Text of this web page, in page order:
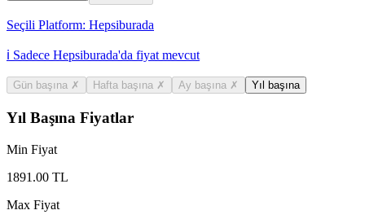
Seçili Platform: Hepsiburada
ℹ️ Sadece Hepsiburada'da fiyat mevcut
Gün başına ✗ Hafta başına ✗ Ay başına ✗ Yıl başına
Yıl Başına Fiyatlar
Min Fiyat
1891.00 TL
Max Fiyat